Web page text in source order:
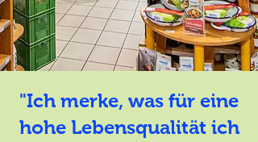
"Ich merke, was für eine
hohe Lebensqualität ich